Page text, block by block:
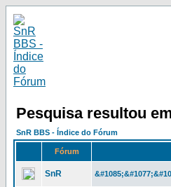
Pesquisa resultou
SnR BBS - Índice do Fórum
Fórum
SnR